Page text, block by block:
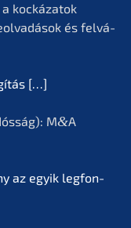
kocká­z­a­tok
és felvá­
[…]
M&A
az egyik legfon­